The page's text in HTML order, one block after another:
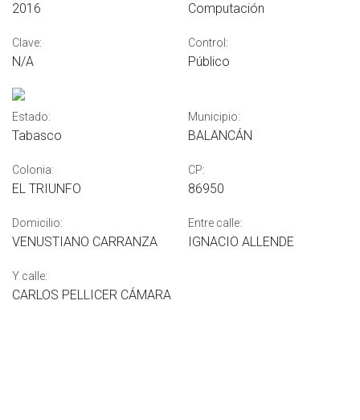
2016 Computación
Clave:
N/A
Control:
Público
Estado:
Tabasco
Municipio:
BALANCÁN
Colonia:
EL TRIUNFO
CP:
86950
Domicilio:
VENUSTIANO CARRANZA
Entre calle:
IGNACIO ALLENDE
Y calle:
CARLOS PELLICER CÁMARA